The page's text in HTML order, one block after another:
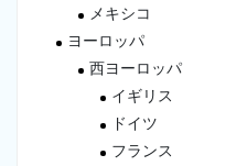
メキシコ
ヨーロッパ
西ヨーロッパ
イギリス
ドイツ
フランス